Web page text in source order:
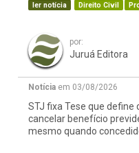
ler notícia Direito Civil
por:
Juruá Editora
Notícia em 03/08/2026
STJ fixa Tese que
cancelar benefício
mesmo quando